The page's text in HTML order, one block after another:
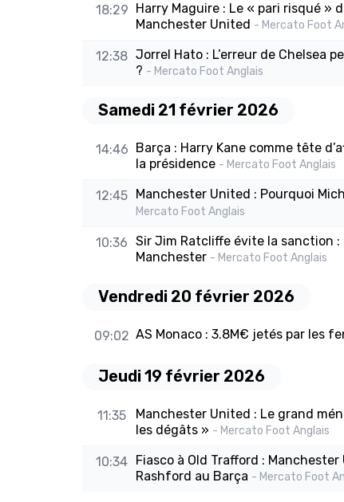
18:29 Harry Maguire : Le « pari risqué »
Manchester United - Mercato Foot
12:38 Jorrel Hato : L’erreur de Chelsea
? - Mercato Foot Anglais
Samedi 21 février 2026
14:46 Barça : Harry Kane comme tête
la présidence - Mercato Foot Anglais
12:45 Manchester United : Pourquoi
Mercato Foot Anglais
10:36 Sir Jim Ratcliffe évite la sanction :
Manchester - Mercato Foot Anglais
Vendredi 20 février 2026
09:02 AS Monaco : 3.8M€ jetés par les
Jeudi 19 février 2026
11:35
Manchester United : Le grand
les dégâts » - Mercato Foot Anglais
10:34 Fiasco à Old Trafford :
Rashford au Barça - Mercato Foot